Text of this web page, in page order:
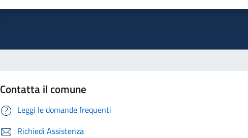
Contatta il comune
Leggi le domande frequenti
Richiedi Assistenza